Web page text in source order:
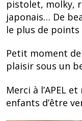
pistolet, molky,
japonais… De
le plus de points
Petit moment
plaisir sous un
Merci à l’APEL
enfants d’être